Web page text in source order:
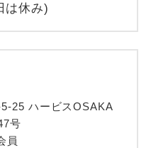
は休み)
25 ハービスOSAKA
号
員